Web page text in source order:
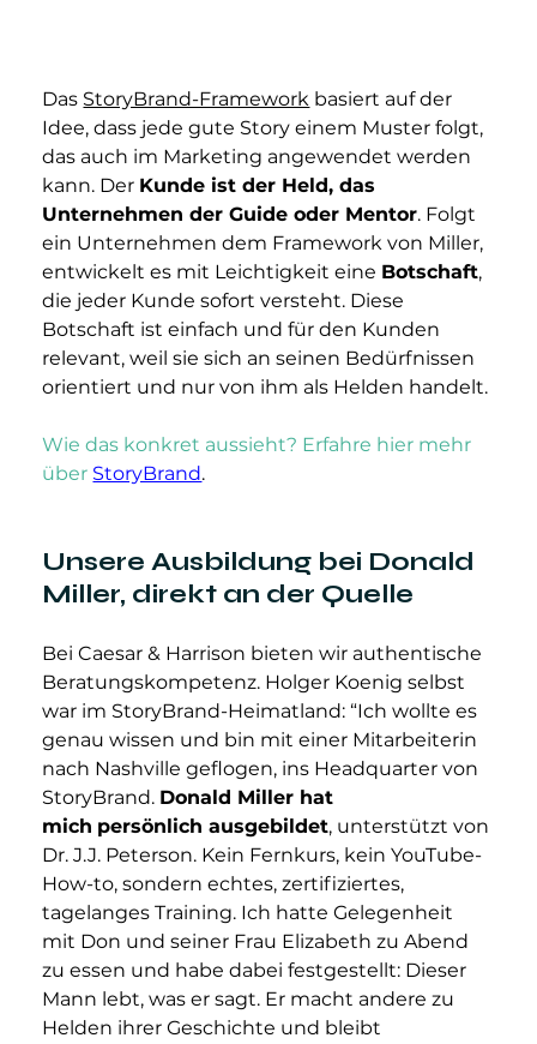
Das StoryBrand-Framework basiert auf der
Idee, dass jede gute Story einem Muster folgt,
das auch im Marketing angewendet werden
kann. Der Kunde ist der Held, das
Unternehmen der Guide oder Mentor. Folgt
ein Unternehmen dem Framework von Miller,
entwickelt es mit Leichtigkeit eine Botschaft,
die jeder Kunde sofort versteht. Diese
Botschaft ist einfach und für den Kunden
relevant, weil sie sich an seinen Bedürfnissen
orientiert und nur von ihm als Helden handelt.
Wie das konkret aussieht? Erfahre hier mehr
über StoryBrand.
Unsere Ausbildung bei Donald
Miller, direkt an der Quelle
Bei Caesar & Harrison bieten wir authentische
Beratungskompetenz. Holger Koenig selbst
war im StoryBrand-Heimatland: “Ich wollte es
genau wissen und bin mit einer Mitarbeiterin
nach Nashville geflogen, ins Headquarter von
StoryBrand. Donald Miller hat
mich persönlich ausgebildet, unterstützt von
Dr. J.J. Peterson. Kein Fernkurs, kein YouTube-
How-to, sondern echtes, zertifiziertes,
tagelanges Training. Ich hatte Gelegenheit
mit Don und seiner Frau Elizabeth zu Abend
zu essen und habe dabei festgestellt: Dieser
Mann lebt, was er sagt. Er macht andere zu
Helden ihrer Geschichte und bleibt